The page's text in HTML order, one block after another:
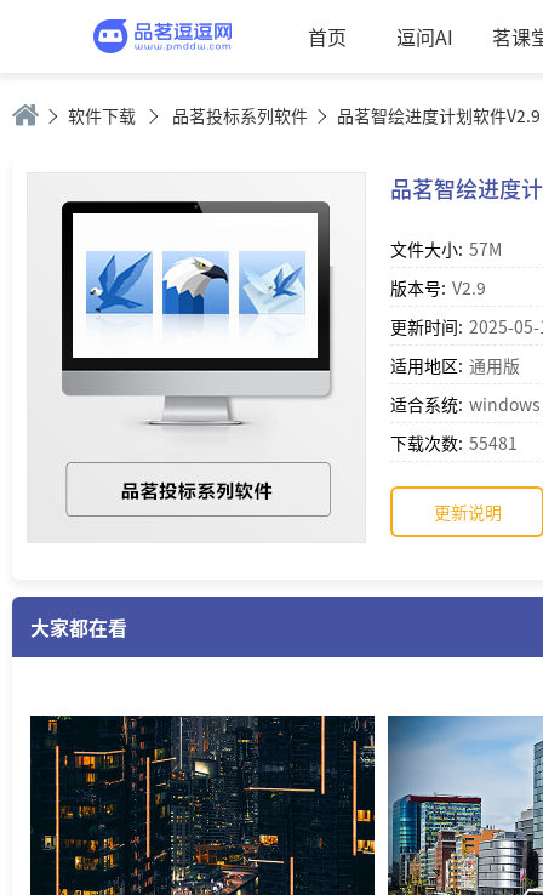
首页 逗问AI 茗课
软件下载 品茗投标系列软件 品茗智绘进度计划软件V2.9
品茗智绘进度
文件大小: 57M
版本号: V2.9
更新时间: 2025-
适用地区: 通用版
适合系统:
下载次数: 55481
更新说明
更新说明：
1、优化软件操作效率，提高流畅性；
4、其他客户反馈问题优化。
大家都在看